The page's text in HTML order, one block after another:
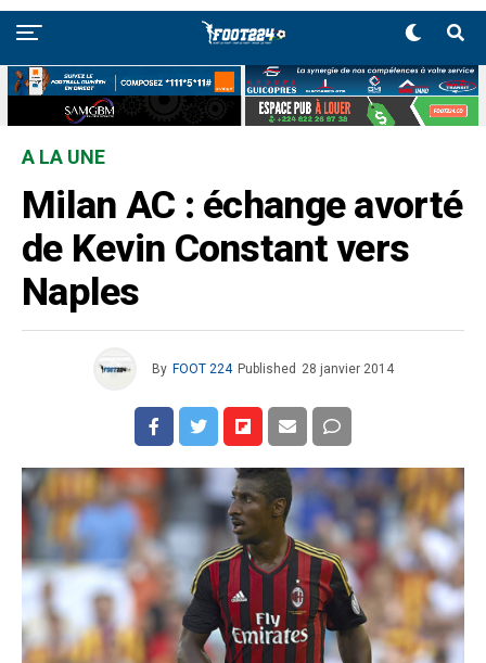
A LA UNE
Milan AC : échange avorté
de Kevin Constant vers
Naples
By FOOT 224 Published 28 janvier 2014